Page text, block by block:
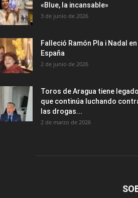
«Blue, la incansable»
3 de junio de 2026
Falleció Ramón Pla i Nadal en
España
2 de junio de 2026
Toros de Aragua tiene legado
que continúa luchando
las drogas...
2 de marzo de 2026